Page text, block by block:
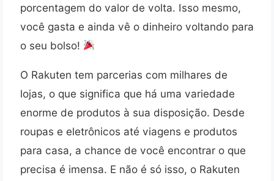
porcentagem do valor de volta. Isso mesmo,
você gasta e ainda vê o dinheiro voltando para
o seu bolso!
O Rakuten tem parcerias com milhares de
lojas, o que significa que há uma variedade
enorme de produtos à sua disposição. Desde
roupas e eletrônicos até viagens e produtos
para casa, a chance de você encontrar o que
precisa é imensa. E não é só isso, o Rakuten